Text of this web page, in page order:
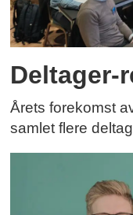
Deltager-
Årets forekomst
samlet flere